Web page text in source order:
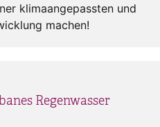
klimaangepassten und
machen!
Regenwasser